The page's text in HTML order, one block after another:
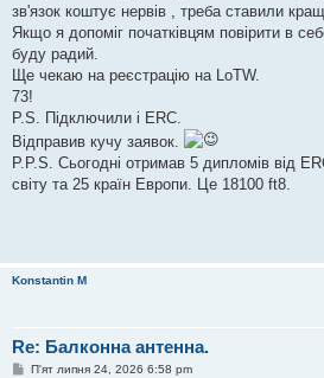
зв'язок коштує нервів , треба ставили
Якщо я допоміг початківцям повірити в
буду радий.
Ще чекаю на реєстрацію на LoTW.
73!
P.S. Підключили і ERC.
Відправив кучу заявок.
P.P.S. Сьогодні отримав 5 дипломів від
світу та 25 країн Европи. Це 18100 ft8.
Konstantin M
Re: Балконна антенна.
ПП'ят липня 24, 2026 6:58 pm